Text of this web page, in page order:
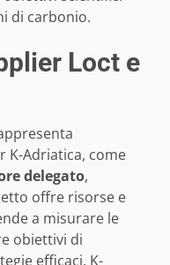
di carbonio.
Loct e
K-Adriatica, come
delegato,
offre risorse e
a misurare le
obiettivi di
efficaci. K-